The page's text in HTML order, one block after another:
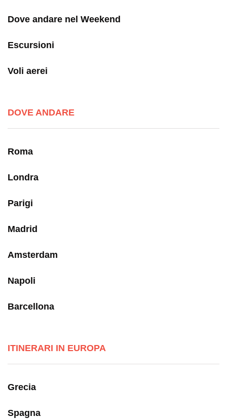
Dove andare nel Weekend
Escursioni
Voli aerei
DOVE ANDARE
Roma
Londra
Parigi
Madrid
Amsterdam
Napoli
Barcellona
ITINERARI IN EUROPA
Grecia
Spagna